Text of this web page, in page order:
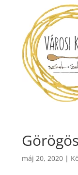
máj 20, 2020|